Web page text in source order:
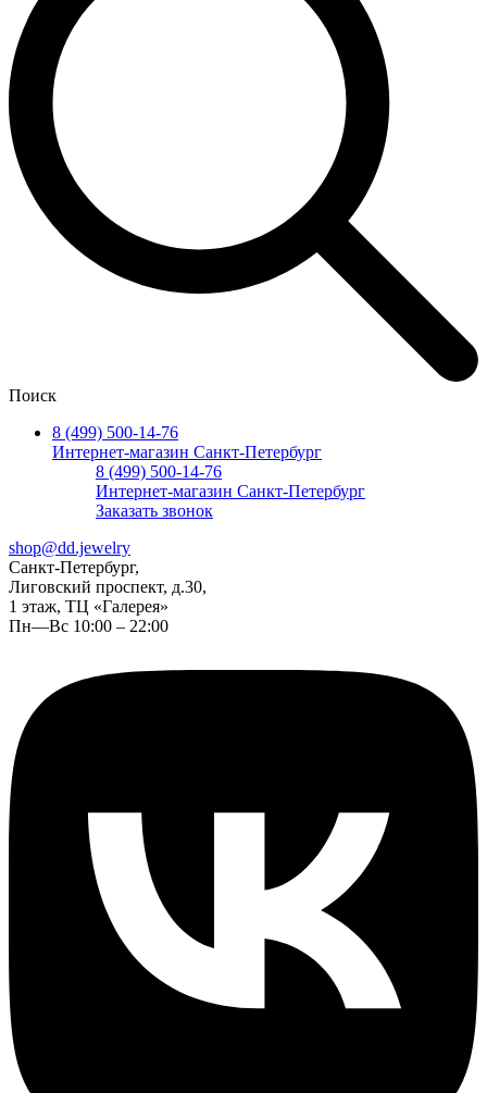
Поиск
8 (499) 500-14-76
Интернет-магазин Санкт-Петербург
8 (499) 500-14-76
Интернет-магазин Санкт-Петербург
Заказать звонок
shop@dd.jewelry
Санкт-Петербург,
Лиговский проспект, д.30,
1 этаж, ТЦ «Галерея»
Пн—Вс 10:00 – 22:00